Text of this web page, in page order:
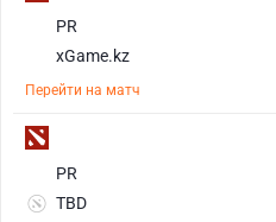
PR
xGame.kz
Перейти на матч
PR
TBD